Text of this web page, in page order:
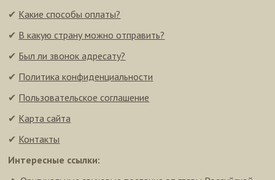
✔ Какие способы оплаты?
✔ В какую страну можно отправить?
✔ Был ли звонок адресату?
✔ Политика конфиденциальности
✔ Пользовательское соглашение
✔ Карта сайта
✔ Контакты
Интересные ссылки: